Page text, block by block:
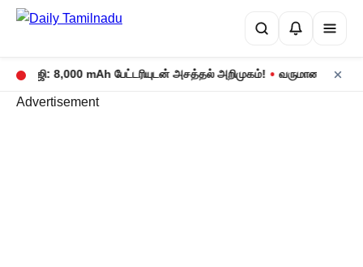
5ஜி: 8,000 mAh பேட்டரியுடன் அசத்தல் அறிமுகம்! • வருமான வரிக்
Advertisement